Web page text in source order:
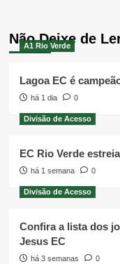
Não Deixe de
A1 Rio Verde
Lagoa EC é
há 1 dia 0
Divisão de Acesso
EC Rio Verde
há 1 semana 0
Divisão de Acesso
Confira a lista dos
Jesus EC
há 3 semanas 0